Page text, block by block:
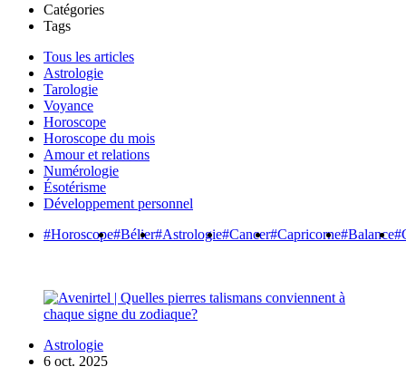
Catégories
Tags
Tous les articles
Astrologie
Tarologie
Voyance
Horoscope
Horoscope du mois
Amour et relations
Numérologie
Ésotérisme
Développement personnel
#Horoscope#Bélier#Astrologie#Cancer#Capricorne#Balance
Astrologie
6 oct. 2025